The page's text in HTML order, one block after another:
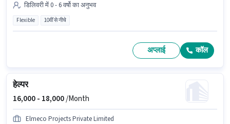
डिलिवरी में 0 - 6 वर्षो का अनुभव
Flexible 10वीं से नीचे
अप्लाई कॉल
हेल्पर
16,000 - 18,000/Month
Elmeco Projects Private Limited